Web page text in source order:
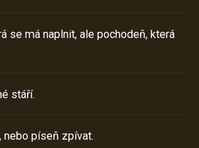
se má naplnit, ale pochodeň, která
stáří.
nebo píseň zpívat.